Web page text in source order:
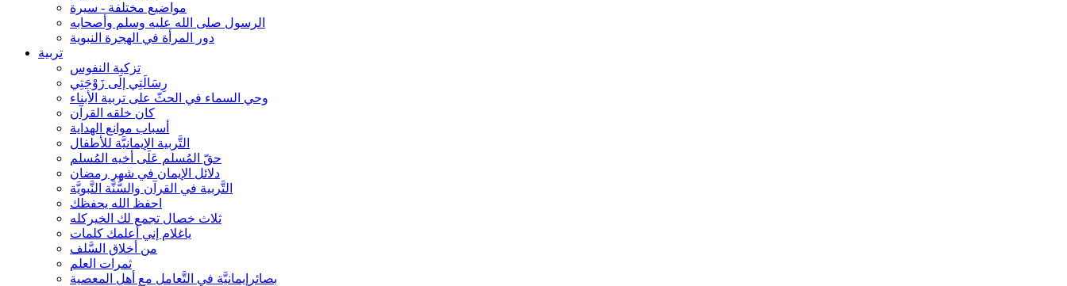
مواضيع مختلفة - سيرة
الرسول صلى الله عليه وسلم وأصحابه
دور المرأة في الهجرة النبوية
تربية
تزكية النفوس
رِسَالَتِي إلَى زَوْجَتِي
وحي السماء في الحثّ على تربية الأبناء
كان خلقه القرآن
أسباب موانع الهداية
التَّربية الإيمانيَّة للأطفال
حقّ المُسلم عَلَى أخيه المُسلم
دلائل الإيمان في شهر رمضان
التَّربية في القرآن والسُّنَّة النَّبويَّة
احفظ الله يحفظك
ثلاث خصال تجمع لك الخيركله
ياغلام إني أعلمك كلمات
من أخلاق السَّلف
ثمرات العلم
بصائرإيمانيَّة في التَّعامل مع أهل المعصية